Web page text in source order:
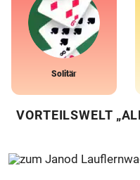
Solitär
VORTEILSWELT